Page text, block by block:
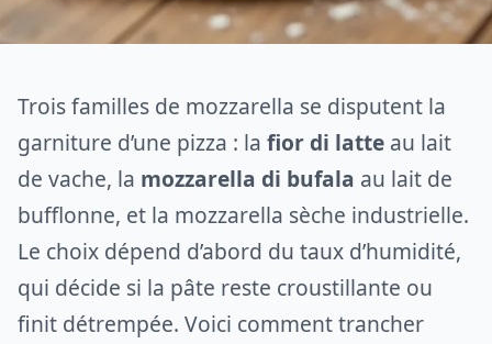
Trois familles de mozzarella se disputent la
garniture d’une pizza : la fior di latte au lait
de vache, la mozzarella di bufala au lait de
bufflonne, et la mozzarella sèche industrielle.
Le choix dépend d’abord du taux d’humidité,
qui décide si la pâte reste croustillante ou
finit détrempée. Voici comment trancher